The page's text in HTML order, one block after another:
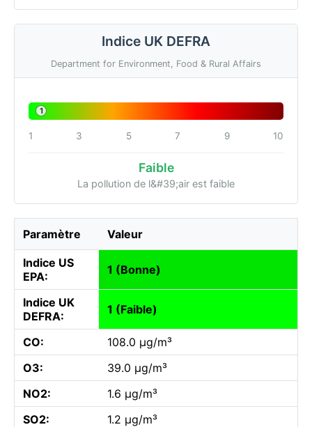
Indice UK DEFRA
Department for Environment, Food & Rural Affairs
1
1 3 5 7 9 10
Faible
La pollution de l&#39;air est faible
Paramètre Valeur
Indice US
EPA:
1 (Bonne)
Indice UK
DEFRA:
1 (Faible)
CO:
108.0 µg/m³
O3:
39.0 µg/m³
NO2:
1.6 µg/m³
SO2:
1.2 µg/m³